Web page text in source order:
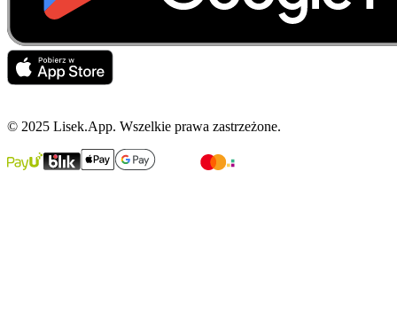
© 2025 Lisek.App. Wszelkie prawa zastrzeżone.